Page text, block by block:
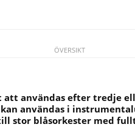
ÖVERSIKT
att användas efter tredje
användas i
stor blåsorkester med